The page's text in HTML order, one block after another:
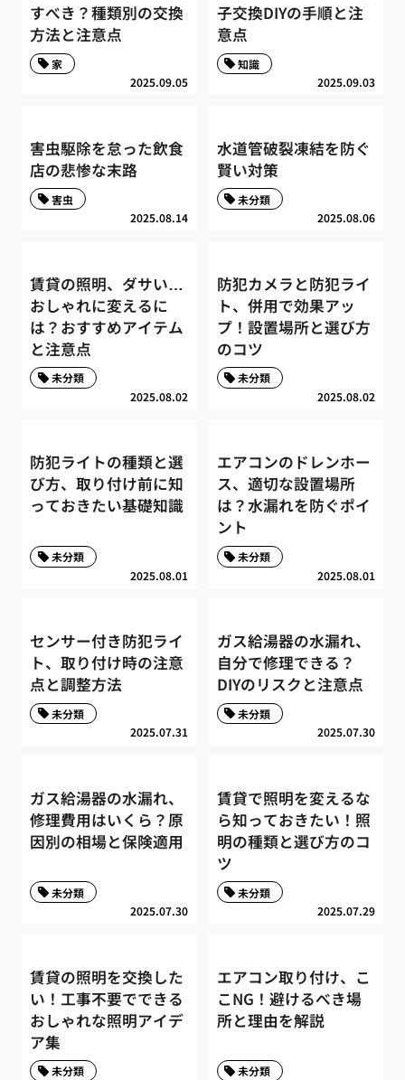
すべき？種類別の交換
方法と注意点
2025.09.05
家
子交換DIYの手順と注
意点
2025.09.03
知識
害虫駆除を怠った飲食
店の悲惨な末路
2025.08.14
害虫
水道管破裂凍結を防ぐ
賢い対策
2025.08.06
未分類
賃貸の照明、ダサい…
おしゃれに変えるに
は？おすすめアイテム
と注意点
2025.08.02
未分類
防犯カメラと防犯ライ
ト、併用で効果アッ
プ！設置場所と選び方
のコツ
2025.08.02
未分類
防犯ライトの種類と選
び方、取り付け前に知
っておきたい基礎知識
2025.08.01
未分類
エアコンのドレンホー
ス、適切な設置場所
は？水漏れを防ぐポイ
ント
2025.08.01
未分類
センサー付き防犯ライ
ト、取り付け時の注意
点と調整方法
2025.07.31
未分類
ガス給湯器の水漏れ、
自分で修理できる？
DIYのリスクと注意点
2025.07.30
未分類
ガス給湯器の水漏れ、
修理費用はいくら？原
因別の相場と保険適用
2025.07.30
未分類
賃貸で照明を変えるな
ら知っておきたい！照
明の種類と選び方のコ
ツ
2025.07.29
未分類
賃貸の照明を交換した
い！工事不要でできる
おしゃれな照明アイデ
ア集
未分類
エアコン取り付け、こ
こNG！避けるべき場
所と理由を解説
未分類